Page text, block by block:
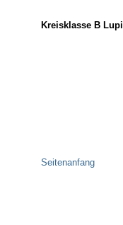
Kreisklasse B Lupi
Seitenanfang